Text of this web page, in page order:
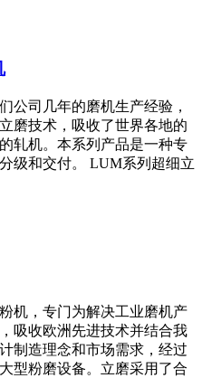
公司几年的磨机生产经验，
磨技术，吸收了世界各地的
轧机。本系列产品是一种专
级和交付。 LUM系列超细立
机，专门为解决工业磨机产
吸收欧洲先进技术并结合我
制造理念和市场需求，经过
型粉磨设备。立磨采用了合